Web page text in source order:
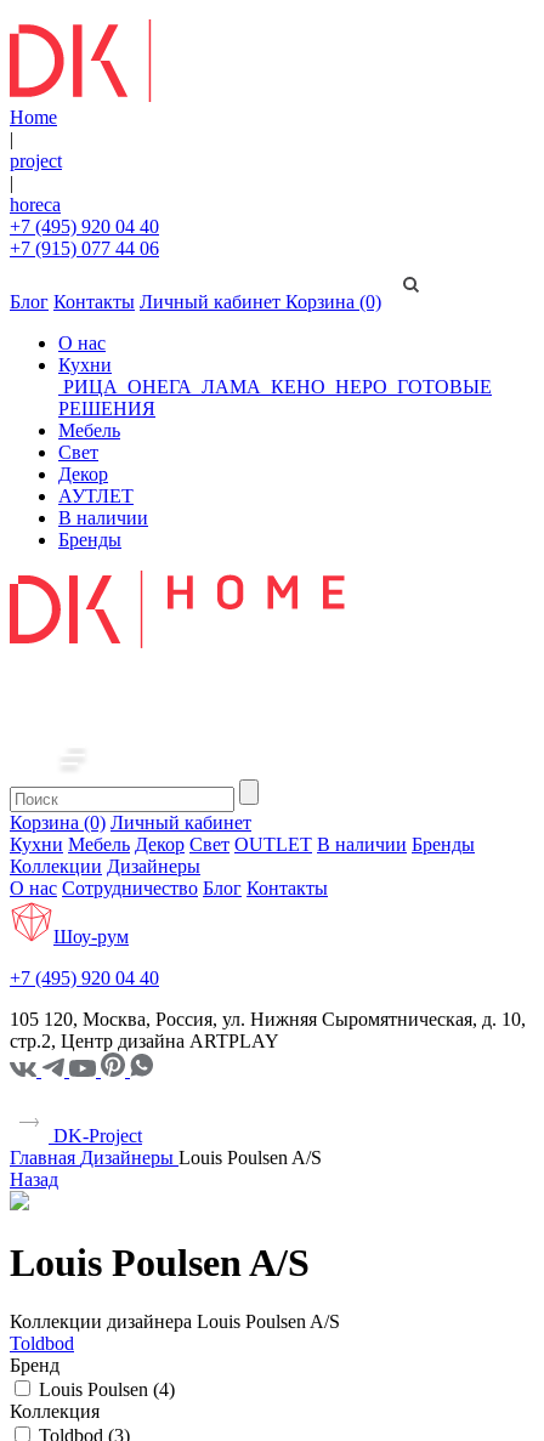
Home
|
project
|
horeca
+7 (495) 920 04 40
+7 (915) 077 44 06
Блог Контакты Личный кабинет Корзина (0)
О нас
Кухни
РИЦА ОНЕГА ЛАМА КЕНО НЕРО ГОТОВЫЕ
РЕШЕНИЯ
Мебель
Свет
Декор
АУТЛЕТ
В наличии
Бренды
Корзина (0) Личный кабинет
Кухни Мебель Декор Свет OUTLET В наличии Бренды
Коллекции Дизайнеры
О нас Сотрудничество Блог Контакты
Шоу-рум
+7 (495) 920 04 40
105 120, Москва, Россия, ул. Нижняя Сыромятническая, д. 10,
стр.2, Центр дизайна ARTPLAY
DK-Project
Главная Дизайнеры Louis Poulsen A/S
Назад
Louis Poulsen A/S
Коллекции дизайнера Louis Poulsen A/S
Toldbod
Бренд
Louis Poulsen (4)
Коллекция
Toldbod (3)